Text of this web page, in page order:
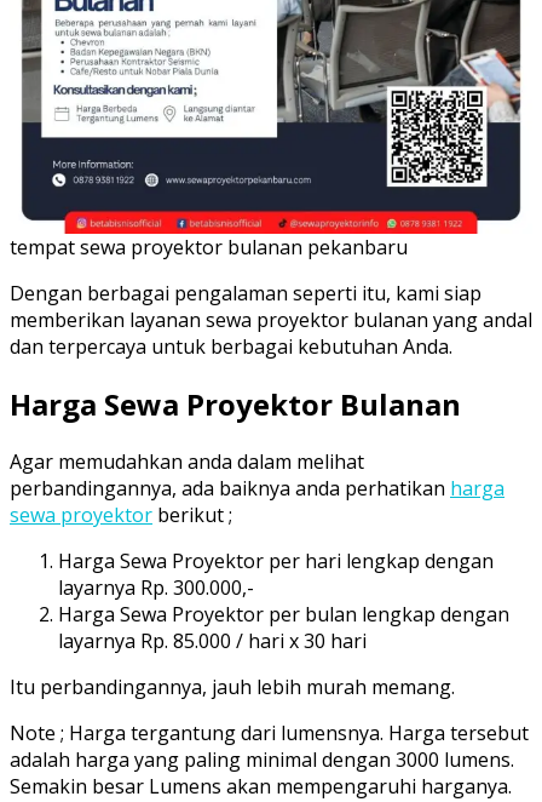
tempat sewa proyektor bulanan pekanbaru
Dengan berbagai pengalaman seperti itu, kami siap
memberikan layanan sewa proyektor bulanan yang andal
dan terpercaya untuk berbagai kebutuhan Anda.
Harga Sewa Proyektor Bulanan
Agar memudahkan anda dalam melihat
perbandingannya, ada baiknya anda perhatikan harga
sewa proyektor berikut ;
Harga Sewa Proyektor per hari lengkap dengan
layarnya Rp. 300.000,-
Harga Sewa Proyektor per bulan lengkap dengan
layarnya Rp. 85.000 / hari x 30 hari
Itu perbandingannya, jauh lebih murah memang.
Note ; Harga tergantung dari lumensnya. Harga tersebut
adalah harga yang paling minimal dengan 3000 lumens.
Semakin besar Lumens akan mempengaruhi harganya.